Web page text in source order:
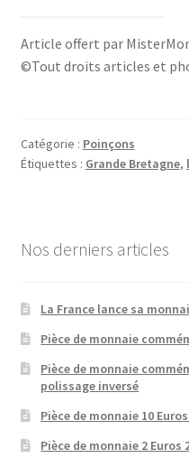
Article offert par
©Tout droits articles et
Catégorie : Poinçons
Étiquettes : Grande Bretagne,
Nos derniers articles
La France lance sa
Pièce de monnaie
Pièce de monnaie
polissage inversé
Pièce de monnaie 10
Pièce de monnaie 2 Euros